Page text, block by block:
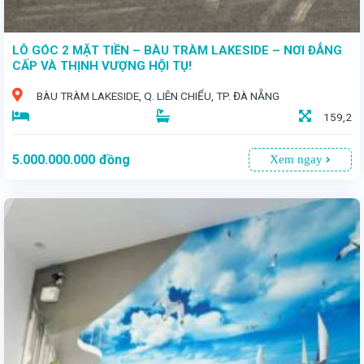
LÔ GÓC 2 MẶT TIỀN – BÀU TRÀM LAKESIDE – NƠI ĐẲNG
CẤP VÀ THỊNH VƯỢNG HỘI TỤ!
BÀU TRÀM LAKESIDE, Q. LIÊN CHIỂU, TP. ĐÀ NẴNG
159,2
5.000.000.000 đồng Xem ngay